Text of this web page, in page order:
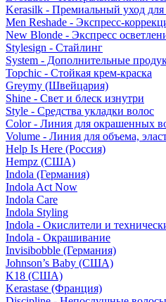
Kerasilk - Премиальный уход для
Men Reshade - Экспресс-
New Blonde - Экспресс
Stylesign - Стайлинг
System - Дополнительные
Topchic - Стойкая крем-краска
Greymy (Швейцария)
Shine - Свет и блеск изнутри
Style - Средства укладки волос
Color - Линия для окрашенных
Volume - Линия для объема,
Help Is Here (Россия)
Hempz (США)
Indola (Германия)
Indola Act Now
Indola Care
Indola Styling
Indola - Окислители и
Indola - Окрашивание
Invisibobble (Германия)
Johnson’s Baby (США)
K18 (США)
Kerastase (Франция)